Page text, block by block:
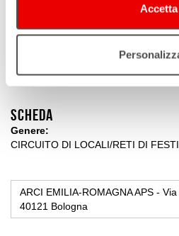
Accetta
arci.suner@gmail.com
Scheda
Genere
CIRCUITO DI LOCALI/RETI DI
ARCI EMILIA-ROMAGNA APS -
40121 Bologna